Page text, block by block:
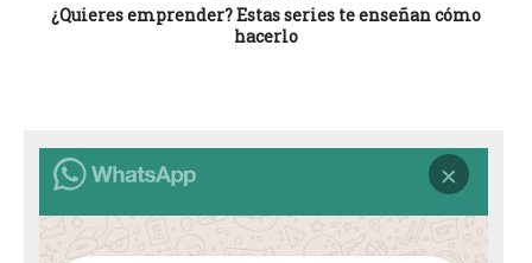
¿Quieres emprender? Estas series te enseñan cómo
hacerlo